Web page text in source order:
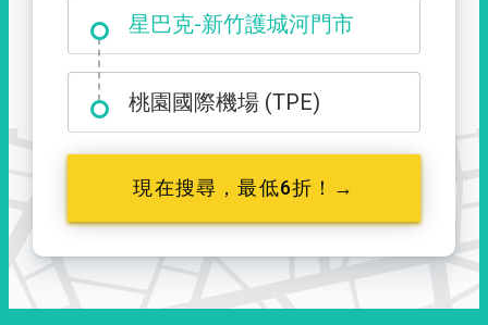
星巴克-新竹護城河門市
大霸尖山登山口
桃園國際機場 (TPE)
現在搜尋，最低6折！→